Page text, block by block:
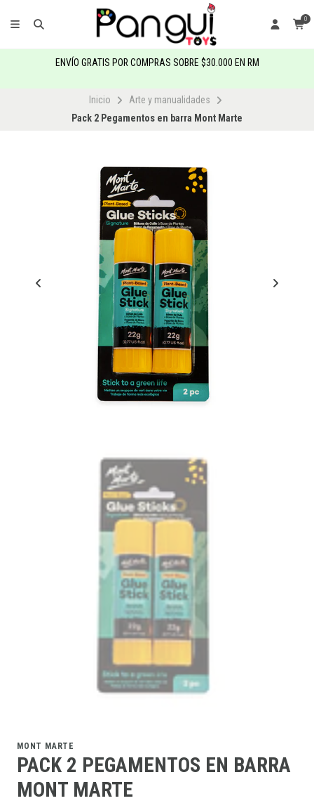
0
ENVÍO GRATIS POR COMPRAS SOBRE $30.000 EN RM
Inicio
Arte y manualidades
Pack 2 Pegamentos en barra Mont Marte
MONT MARTE
PACK 2 PEGAMENTOS EN BARRA
MONT MARTE